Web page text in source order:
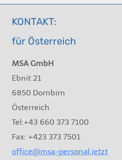
KONTAKT:
für Österreich
MSA GmbH
Ebnit 21
6850 Dornbirn
Österreich
Tel:+43 660 373 7100
Fax: +423 373 7501
office@msa-personal.jetzt